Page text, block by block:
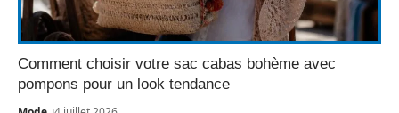
Comment choisir votre sac cabas bohème avec
pompons pour un look tendance